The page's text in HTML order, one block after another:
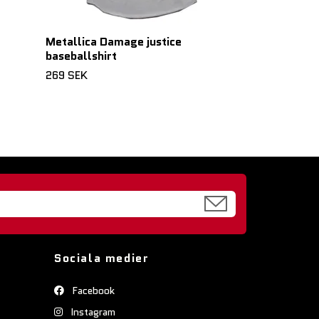
Metallica Damage justice
baseballshirt
269 SEK
Sociala medier
Facebook
Instagram